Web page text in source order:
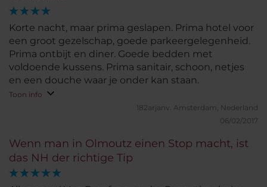
Korte nacht, maar prima geslapen. Prima hotel voor
een groot gezelschap, goede parkeergelegenheid.
Prima ontbijt en diner. Goede bedden met
voldoende kussens. Prima sanitair, schoon, netjes
en een douche waar je onder kan staan.
Toon info
182arjanv. Amsterdam, Nederland
06/02/2017
Wenn man in Olmoutz einen Stop macht, ist
das NH der richtige Tip